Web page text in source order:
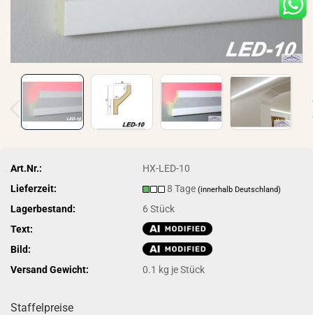
Art.Nr.:
HX-LED-10
Lieferzeit:
8 Tage(innerhalb Deutschland)
Lagerbestand: 6Stück
Text:
Bild:
Versand Gewicht:
0.1 kg je Stück
Staffelpreise